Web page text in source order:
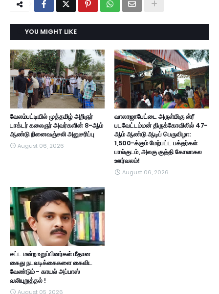
YOU MIGHT LIKE
வேலம்பட்டியில் முத்தமிழ் அறிஞர்
டாக்டர் கலைஞர் அவர்களின் 8-ஆம்
ஆண்டு நினைவஞ்சலி அனுசரிப்பு
August 06, 2026
வாலாஜாபேட்டை அருள்மிகு ஸ்ரீ
படவேட்டம்மன் திருக்கோவிலில் 47-
ஆம் ஆண்டு ஆடிப் பெருவிழா:
1,500-க்கும் மேற்பட்ட பக்தர்கள்
பால்குடம், அலகு குத்தி கோலாகல
ஊர்வலம்!
August 06, 2026
சட்ட மன்ற உறுப்பினர்கள் மீதான
கைது நடவடிக்கைகளை கைவிட
வேண்டும் - காயல் அப்பாஸ்
வலியுறுத்தல் !
August 05, 2026